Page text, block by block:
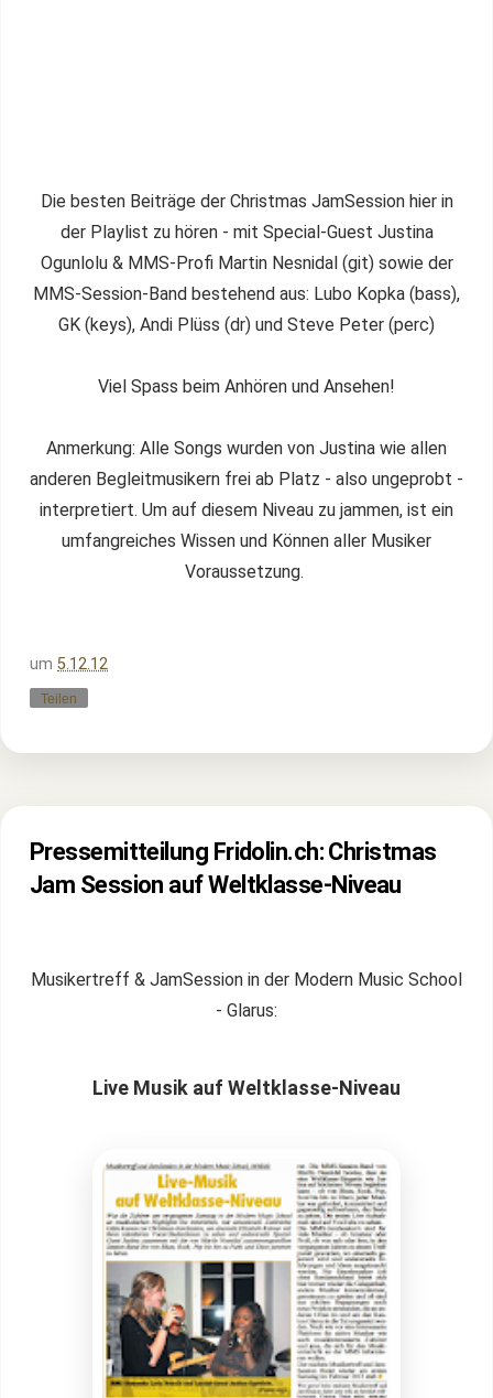
Die besten Beiträge der Christmas JamSession hier in
der Playlist zu hören - mit Special-Guest Justina
Ogunlolu & MMS-Profi Martin Nesnidal (git) sowie der
MMS-Session-Band bestehend aus: Lubo Kopka (bass),
GK (keys), Andi Plüss (dr) und Steve Peter (perc)
Viel Spass beim Anhören und Ansehen!
Anmerkung: Alle Songs wurden von Justina wie allen
anderen Begleitmusikern frei ab Platz - also ungeprobt -
interpretiert. Um auf diesem Niveau zu jammen, ist ein
umfangreiches Wissen und Können aller Musiker
Voraussetzung.
um 5.12.12
Teilen
Pressemitteilung Fridolin.ch: Christmas
Jam Session auf Weltklasse-Niveau
Musikertreff & JamSession in der Modern Music School
- Glarus:
Live Musik auf Weltklasse-Niveau